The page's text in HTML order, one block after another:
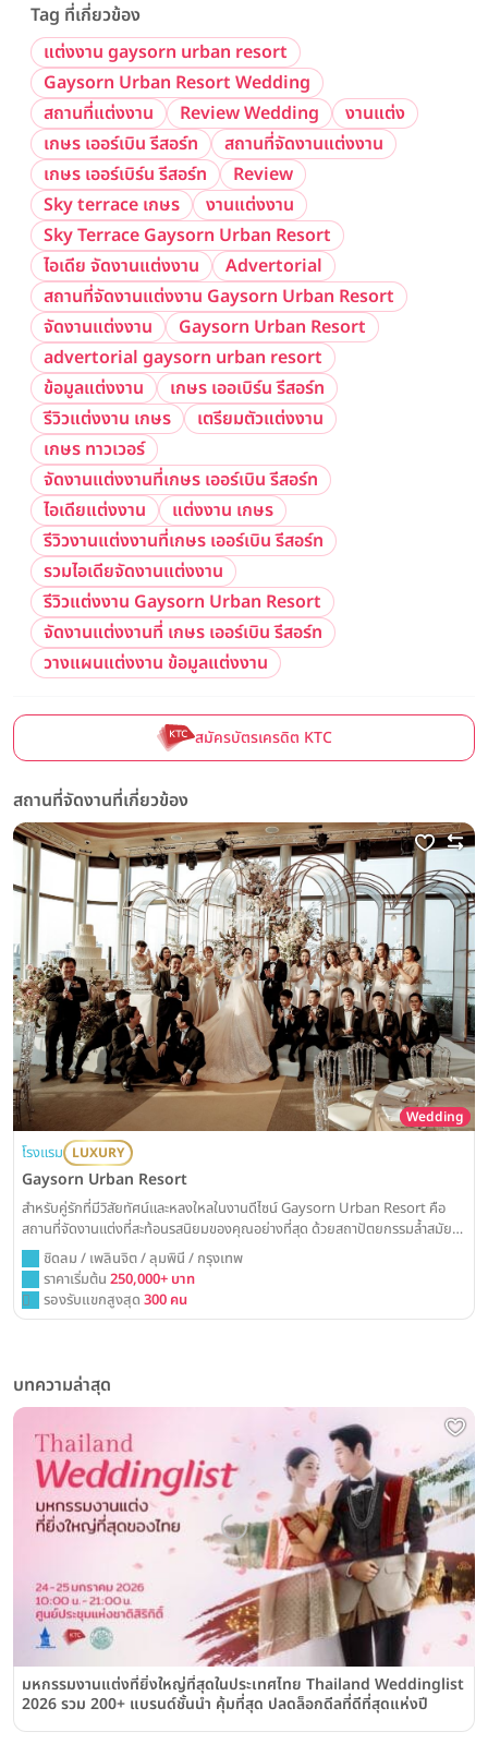
Tag ที่เกี่ยวข้อง
แต่งงาน gaysorn urban resort
Gaysorn Urban Resort Wedding
สถานที่แต่งงาน
Review Wedding
งานแต่ง
เกษร เออร์เบิน รีสอร์ท
สถานที่จัดงานแต่งงาน
เกษร เออร์เบิร์น รีสอร์ท
Review
Sky terrace เกษร
งานแต่งงาน
Sky Terrace Gaysorn Urban Resort
ไอเดีย จัดงานแต่งงาน
Advertorial
สถานที่จัดงานแต่งงาน Gaysorn Urban Resort
จัดงานแต่งงาน
Gaysorn Urban Resort
advertorial gaysorn urban resort
ข้อมูลแต่งงาน
เกษร เออเบิร์น รีสอร์ท
รีวิวแต่งงาน เกษร
เตรียมตัวแต่งงาน
เกษร ทาวเวอร์
จัดงานแต่งงานที่เกษร เออร์เบิน รีสอร์ท
ไอเดียแต่งงาน
แต่งงาน เกษร
รีวิวงานแต่งงานที่เกษร เออร์เบิน รีสอร์ท
รวมไอเดียจัดงานแต่งงาน
รีวิวแต่งงาน Gaysorn Urban Resort
จัดงานแต่งงานที่ เกษร เออร์เบิน รีสอร์ท
วางแผนแต่งงาน ข้อมูลแต่งงาน
สมัครบัตรเครดิต KTC
สถานที่จัดงานที่เกี่ยวข้อง
Wedding
โรงแรม LUXURY
Gaysorn Urban Resort
สำหรับคู่รักที่มีวิสัยทัศน์และหลงใหลในงานดีไซน์ Gaysorn Urban Resort คือ
สถานที่จัดงานแต่งที่สะท้อนรสนิยมของคุณอย่างที่สุด ด้วยสถาปัตยกรรมล้ำสมัย
ใจกลางราชประสงค์ ที่จะเปลี่ยนวันวิวาห์ของคุณให้กลายเป็นอีเวนต์สุดพิเศษ
ชิดลม / เพลินจิต / ลุมพินี / กรุงเทพ
ราคาเริ่มต้น 250,000+ บาท
รองรับแขกสูงสุด 300 คน
บทความล่าสุด
มหกรรมงานแต่งที่ยิ่งใหญ่ที่สุดในประเทศไทย Thailand Weddinglist
2026 รวม 200+ แบรนด์ชั้นนำ คุ้มที่สุด ปลดล็อกดีลที่ดีที่สุดแห่งปี